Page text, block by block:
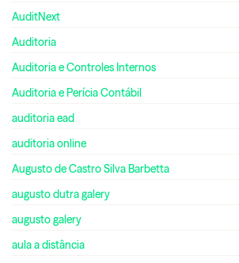
AuditNext
Auditoria
Auditoria e Controles Internos
Auditoria e Perícia Contábil
auditoria ead
auditoria online
Augusto de Castro Silva Barbetta
augusto dutra galery
augusto galery
aula a distância